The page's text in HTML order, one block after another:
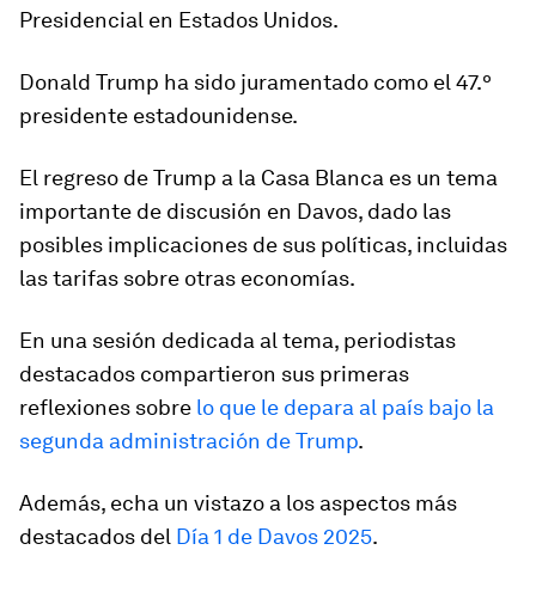
Presidencial en Estados Unidos.
Donald Trump ha sido juramentado como el 47.º
presidente estadounidense.
El regreso de Trump a la Casa Blanca es un tema
importante de discusión en Davos, dado las
posibles implicaciones de sus políticas, incluidas
las tarifas sobre otras economías.
En una sesión dedicada al tema, periodistas
destacados compartieron sus primeras
reflexiones sobre lo que le depara al país bajo la
segunda administración de Trump.
Además, echa un vistazo a los aspectos más
destacados del Día 1 de Davos 2025.